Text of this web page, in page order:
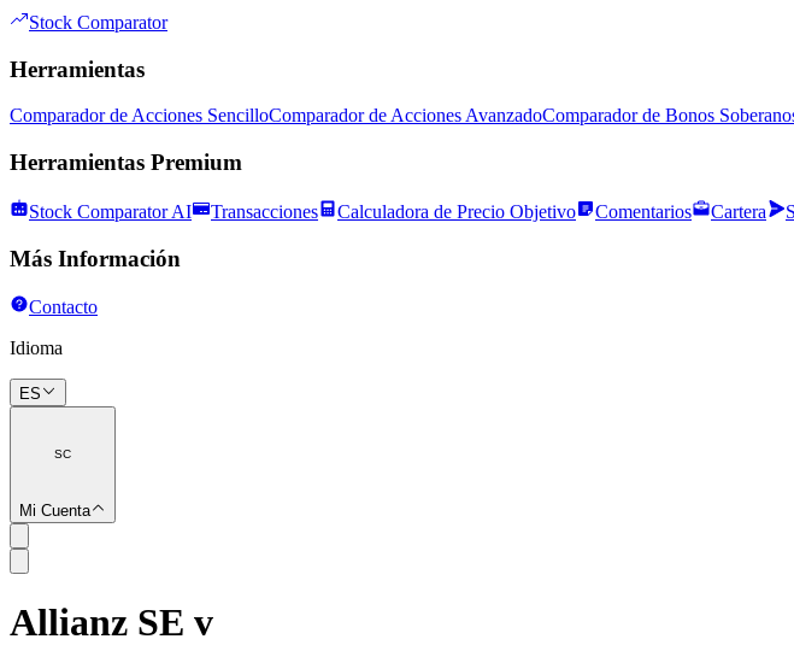
Stock Comparator
Herramientas
Comparador de Acciones SencilloComparador de Acciones AvanzadoComparador de Bonos
Herramientas Premium
Stock Comparator AI Transacciones Calculadora de Precio Objetivo Comentarios Cartera
Más Información
Contacto
Idioma
ES
SC
Mi Cuenta
SC
Allianz SE v